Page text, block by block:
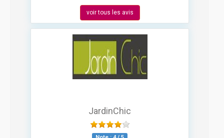
voir tous les avis
JardinChic